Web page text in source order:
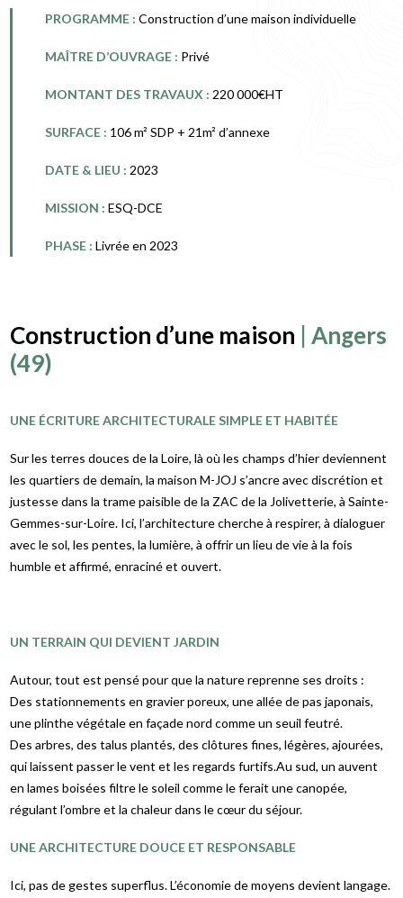
Construction d’une maison | Angers
(49)
UNE ÉCRITURE ARCHITECTURALE SIMPLE ET HABITÉE
Sur les terres douces de la Loire, là où les champs d’hier deviennent
les quartiers de demain, la maison M-JOJ s’ancre avec discrétion et
justesse dans la trame paisible de la ZAC de la Jolivetterie, à Sainte-
Gemmes-sur-Loire. Ici, l’architecture cherche à respirer, à dialoguer
avec le sol, les pentes, la lumière, à offrir un lieu de vie à la fois
humble et affirmé, enraciné et ouvert.
UN TERRAIN QUI DEVIENT JARDIN
Autour, tout est pensé pour que la nature reprenne ses droits :
Des stationnements en gravier poreux, une allée de pas japonais,
une plinthe végétale en façade nord comme un seuil feutré.
Des arbres, des talus plantés, des clôtures fines, légères, ajourées,
qui laissent passer le vent et les regards furtifs.Au sud, un auvent
en lames boisées filtre le soleil comme le ferait une canopée,
régulant l’ombre et la chaleur dans le cœur du séjour.
UNE ARCHITECTURE DOUCE ET RESPONSABLE
Ici, pas de gestes superflus. L’économie de moyens devient langage.
PROGRAMME : Construction d’une maison individuelle
MAÎTRE D’OUVRAGE : Privé
MONTANT DES TRAVAUX : 220 000€HT
SURFACE : 106 m² SDP + 21m² d’annexe
DATE & LIEU : 2023
MISSION :ESQ-DCE
PHASE :Livrée en 2023